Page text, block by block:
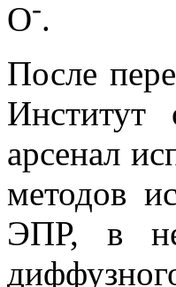
О-.
После
Институт
арсенал
методов
ЭПР, в